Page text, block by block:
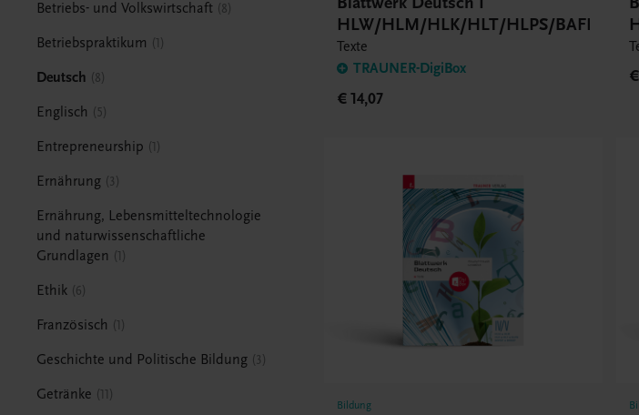
Betriebs- und Volkswirtschaft 8
Betriebspraktikum 1
Deutsch 8
Englisch 5
Entrepreneurship 1
Ernährung 3
Ernährung, Lebensmitteltechnologie
und naturwissenschaftliche
Grundlagen
1
Ethik 6
Französisch 1
Geschichte und Politische Bildung 3
Getränke 11
HLW/HLM/HLK/HLT/HLPS/BAFEP/
Texte
TRAUNER-DigiBox
€ 14,07
Bildung